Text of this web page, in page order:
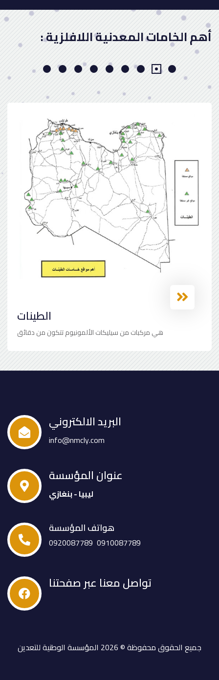
أهم الخامات المعدنية اللافلزية :
الطينات
هي مركبات من سيليكات الألمونيوم تتكون من دقائق
البريد الالكتروني
info@nmcly.com
عنوان المؤسسة
ليبيا - بنغازي
هواتف المؤسسة
0910087789
0920087789
تواصل معنا عبر صفحتنا
جميع الحقوق محفوظة © 2026 المؤسسة الوطنية للتعدين